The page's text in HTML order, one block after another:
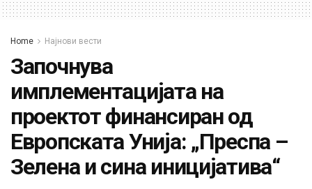
Home Најнови вести
Започнува
имплементацијата на
проектот финансиран од
Европската Унија: „Преспа –
Зелена и сина иницијатива“